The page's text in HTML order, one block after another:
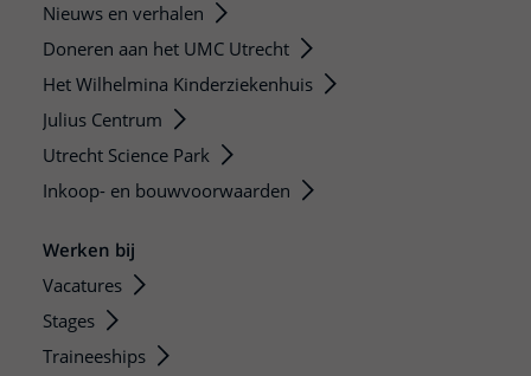
Nieuws en verhalen
Doneren aan het UMC Utrecht
Het Wilhelmina Kinderziekenhuis
Julius Centrum
Utrecht Science Park
Inkoop- en bouwvoorwaarden
Werken bij
Vacatures
Stages
Traineeships